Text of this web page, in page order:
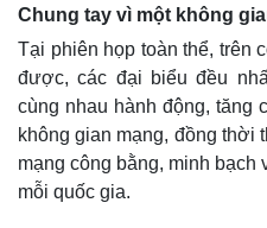
Chung tay vì một không
Tại phiên họp toàn thể, trên
được, các đại biểu đều
cùng nhau hành động, tăng
không gian mạng, đồng thời
mạng công bằng, minh bạch
mỗi quốc gia.